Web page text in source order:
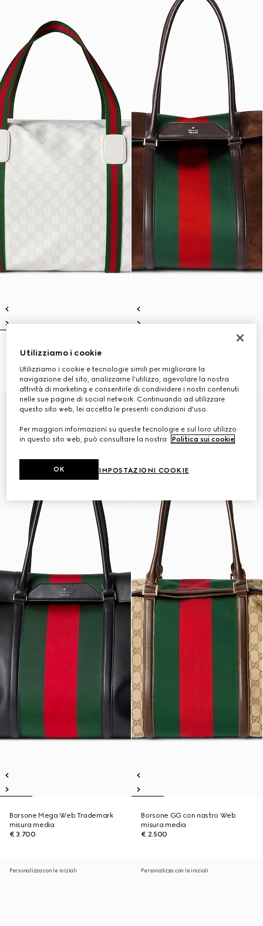
Borsone con dettaglio Web
€ 1.650
€ 3.700
Borsone Mega Web Trademark
misura media
€ 3.700
Borsone GG con nastro Web
misura media
€ 2.500
Personalizza con le iniziali Personalizza con le iniziali
Utilizziamo i cookie
Utilizziamo i cookie e tecnologie simili per migliorare la
navigazione del sito, analizzarne l'utilizzo, agevolare la nostra
attività di marketing e consentirle di condividere i nostri contenuti
nelle sue pagine di social network. Continuando ad utilizzare
questo sito web, lei accetta le presenti condizioni d'uso.
Per maggiori informazioni su queste tecnologie e sul loro utilizzo
in questo sito web, può consultare la nostra
Politica sui cookie.
IMPOSTAZIONI COOKIE
OK